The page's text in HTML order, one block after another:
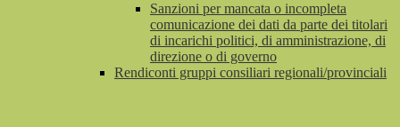
Sanzioni per mancata o incompleta
comunicazione dei dati da parte dei titolari
di incarichi politici, di amministrazione, di
direzione o di governo
Rendiconti gruppi consiliari regionali/provinciali